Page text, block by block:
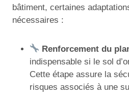
bâtiment, certaines
nécessaires :
Renforcement du
indispensable si le sol
Cette étape assure la
risques associés à une